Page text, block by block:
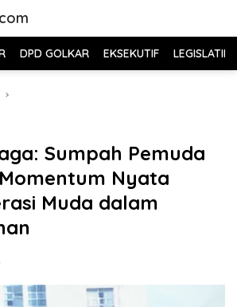
DPD GOLKAR EKSEKUTIF LEGISLATIF
Sumpah Pemuda
Nyata
Muda dalam